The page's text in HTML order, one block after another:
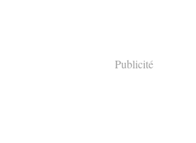
Publicité